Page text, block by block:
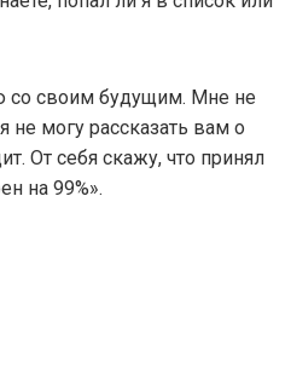
со своим будущим. Мне не
не могу рассказать вам о
От себя скажу, что принял
на 99%».